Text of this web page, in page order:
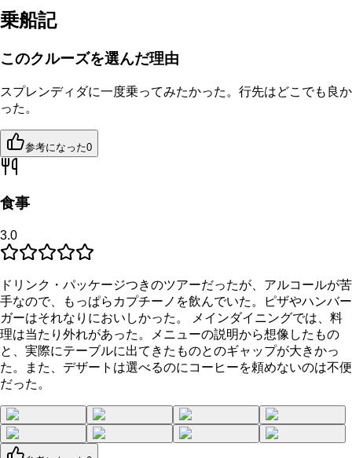
乗船記
このクルーズを選んだ理由
スプレンディダに一度乗ってみたかった。行先はどこでも良か
った。
参考になった0
食事
3.0
ドリンク・パッケージつきのツアーだったが、アルコールが苦
手なので、もっぱらカプチーノを飲んでいた。ピザやハンバー
ガーはそれなりにおいしかった。 メインダイニングでは、料
理は当たり外れがあった。メニューの説明から想像したもの
と、実際にテーブルに出てきたものとのギャップが大きかっ
た。また、デザートは選べるのにコーヒーを頼めないのは不便
だった。